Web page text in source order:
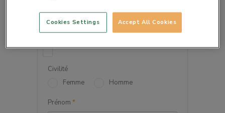
PERSONNELLES
Civilité
Femme
Homme
Prénom *
Accept All Cookies
Cookies Settings